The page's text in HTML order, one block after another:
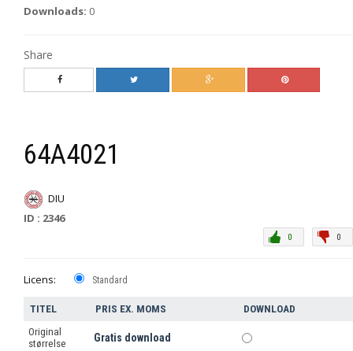
Downloads: 0
Share
64A4021
DIU
ID : 2346
0
0
Licens: Standard
TITEL PRIS EX. MOMS
DOWNLOAD
Original
størrelse
Gratis download